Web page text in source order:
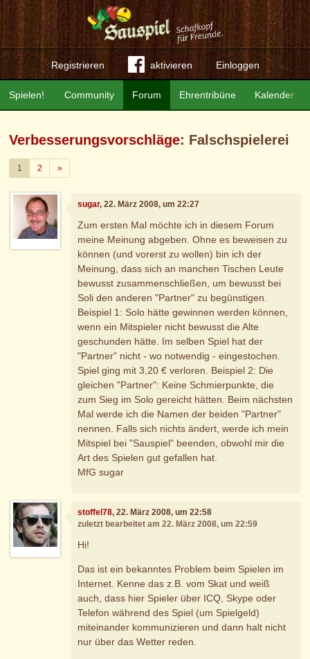
Registrieren aktivieren Einloggen
Community Forum Ehrentribüne Kalender
Spielen!
Verbesserungsvorschläge: Falschspielerei
1 2 »Weiter
sugar, 22. März 2008, um 22:27
Zum ersten Mal möchte ich in diesem Forum
meine Meinung abgeben. Ohne es beweisen zu
können (und vorerst zu wollen) bin ich der
Meinung, dass sich an manchen Tischen Leute
bewusst zusammenschließen, um bewusst bei
Soli den anderen "Partner" zu begünstigen.
Beispiel 1: Solo hätte gewinnen werden können,
wenn ein Mitspieler nicht bewusst die Alte
geschunden hätte. Im selben Spiel hat der
"Partner" nicht - wo notwendig - eingestochen.
Spiel ging mit 3,20 € verloren. Beispiel 2: Die
gleichen "Partner": Keine Schmierpunkte, die
zum Sieg im Solo gereicht hätten. Beim nächsten
Mal werde ich die Namen der beiden "Partner"
nennen. Falls sich nichts ändert, werde ich mein
Mitspiel bei "Sauspiel" beenden, obwohl mir die
Art des Spielen gut gefallen hat.
MfG sugar
stoffel78, 22. März 2008, um 22:58
zuletzt bearbeitet am 22. März 2008, um 22:59
Hi!
Das ist ein bekanntes Problem beim Spielen im
Internet. Kenne das z.B. vom Skat und weiß
auch, dass hier Spieler über ICQ, Skype oder
Telefon während des Spiel (um Spielgeld)
miteinander kommunizieren und dann halt nicht
nur über das Wetter reden.